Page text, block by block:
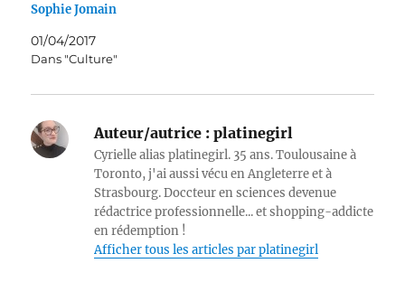
Sophie Jomain
01/04/2017
Dans "Culture"
Auteur/autrice : platinegirl
Cyrielle alias platinegirl. 35 ans. Toulousaine à
Toronto, j'ai aussi vécu en Angleterre et à
Strasbourg. Doccteur en sciences devenue
rédactrice professionnelle... et shopping-addicte
en rédemption !
Afficher tous les articles par platinegirl